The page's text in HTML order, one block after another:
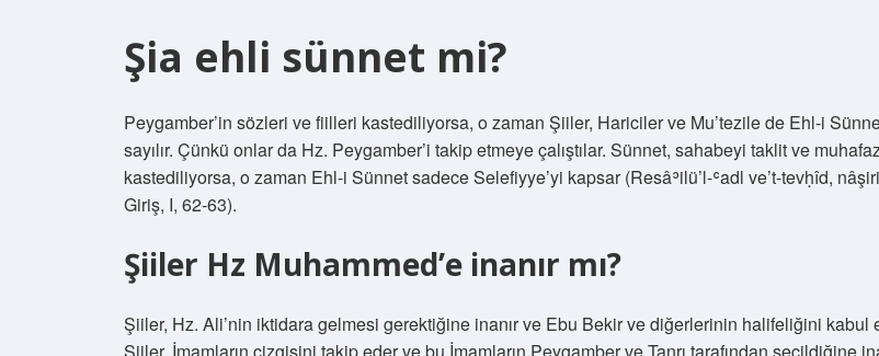
Şia ehli sünnet mi?
Peygamber’in sözleri ve fiilleri kastediliyorsa, o zaman Şiiler, Hariciler ve Mu’tezile de Ehl-i
sayılır. Çünkü onlar da Hz. Peygamber’i takip etmeye çalıştılar. Sünnet, sahabeyi taklit ve
kastediliyorsa, o zaman Ehl-i Sünnet sadece Selefiyye’yi kapsar (Resâʾilü’l-ʿadl ve’t-tevḥîd,
Giriş, I, 62-63).
Şiiler Hz Muhammed’e inanır mı?
Şiiler, Hz. Ali’nin iktidara gelmesi gerektiğine inanır ve Ebu Bekir ve diğerlerinin halifeliğini kabul